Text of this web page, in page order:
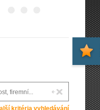
kritéria vyhledávání